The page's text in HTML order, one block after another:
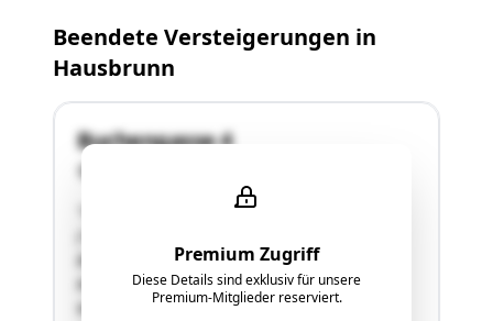
Beendete Versteigerungen in
Hausbrunn
Premium Zugriff
Diese Details sind exklusiv für unsere
Premium-Mitglieder reserviert.
Buchengasse 4
"HÄLFTEANTEIL BLN 1 GstNr. 476/16 Baufläche.
Buchengasse 4 mit
RohbauFlächenwidmung:Bauland-
Wohngebietkeine dinglichen